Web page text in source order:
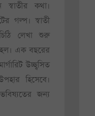
স্বাতীর কথা।
গল্প। স্বাতী
লেখা শুরু
হল। এক বছরের
উচ্ছ্বসিত
হিসেবে।
জন্য